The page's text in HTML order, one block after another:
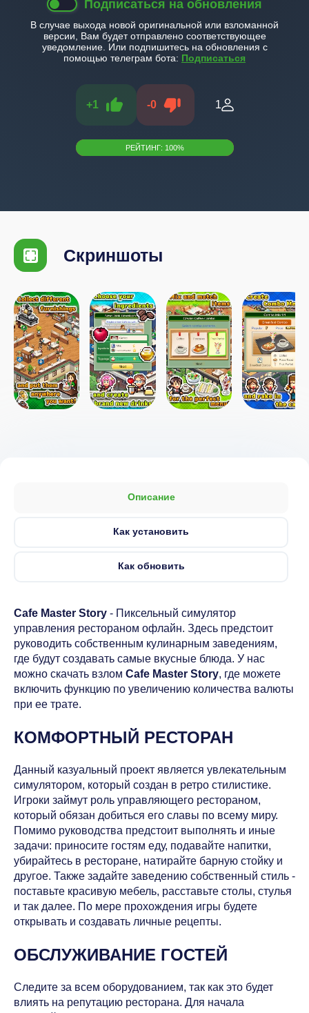
Подписаться на обновления
В случае выхода новой оригинальной или взломанной
версии, Вам будет отправлено соответствующее
уведомление. Или подпишитесь на обновления с
помощью телеграм бота: Подписаться
+1 -0 1
РЕЙТИНГ: 100%
Скриншоты
Описание
Как установить
Как обновить
Cafe Master Story - Пиксельный симулятор
управления рестораном офлайн. Здесь предстоит
руководить собственным кулинарным заведениям,
где будут создавать самые вкусные блюда. У нас
можно скачать взлом Cafe Master Story, где можете
включить функцию по увеличению количества валюты
при ее трате.
КОМФОРТНЫЙ РЕСТОРАН
Данный казуальный проект является увлекательным
симулятором, который создан в ретро стилистике.
Игроки займут роль управляющего рестораном,
который обязан добиться его славы по всему миру.
Помимо руководства предстоит выполнять и иные
задачи: приносите гостям еду, подавайте напитки,
убирайтесь в ресторане, натирайте барную стойку и
другое. Также задайте заведению собственный стиль -
поставьте красивую мебель, расставьте столы, стулья
и так далее. По мере прохождения игры будете
открывать и создавать личные рецепты.
ОБСЛУЖИВАНИЕ ГОСТЕЙ
Следите за всем оборудованием, так как это будет
влиять на репутацию ресторана. Для начала